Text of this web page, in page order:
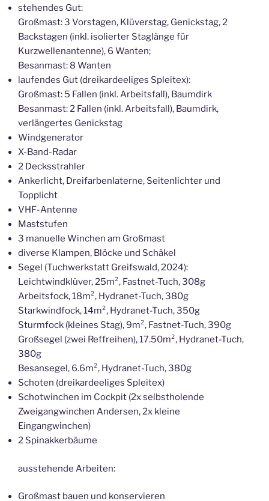
stehendes Gut:
Großmast: 3 Vorstagen, Klüverstag, Genickstag, 2
Backstagen (inkl. isolierter Staglänge für
Kurzwellenantenne), 6 Wanten;
Besanmast: 8 Wanten
laufendes Gut (dreikardeeliges Spleitex):
Großmast: 5 Fallen (inkl. Arbeitsfall), Baumdirk
Besanmast: 2 Fallen (inkl. Arbeitsfall), Baumdirk,
verlängertes Genickstag
Windgenerator
X-Band-Radar
2 Decksstrahler
Ankerlicht, Dreifarbenlaterne, Seitenlichter und
Topplicht
VHF-Antenne
Maststufen
3 manuelle Winchen am Großmast
diverse Klampen, Blöcke und Schäkel
Segel (Tuchwerkstatt Greifswald, 2024):
Leichtwindklüver, 25m², Fastnet-Tuch, 308g
Arbeitsfock, 18m², Hydranet-Tuch, 380g
Starkwindfock, 14m², Hydranet-Tuch, 350g
Sturmfock (kleines Stag), 9m², Fastnet-Tuch, 390g
Großsegel (zwei Reffreihen), 17.50m², Hydranet-Tuch,
380g
Besansegel, 6.6m², Hydranet-Tuch, 380g
Schoten (dreikardeeliges Spleitex)
Schotwinchen im Cockpit (2x selbstholende
Zweigangwinchen Andersen, 2x kleine
Eingangwinchen)
2 Spinakkerbäume
ausstehende Arbeiten:
Großmast bauen und konservieren